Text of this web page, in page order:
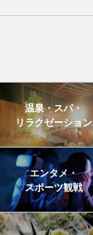
温泉・スパ・
リラクゼーション
エンタメ・
スポーツ観戦